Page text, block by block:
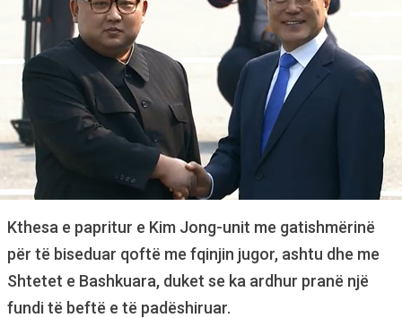
Kthesa e papritur e Kim Jong-unit me gatishmërinë
për të biseduar qoftë me fqinjin jugor, ashtu dhe me
Shtetet e Bashkuara, duket se ka ardhur pranë një
fundi të beftë e të padëshiruar.